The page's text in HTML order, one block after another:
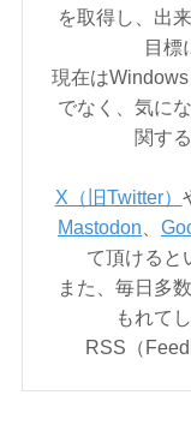
を取得し、出
目標
現在は
でなく、気に
関す
X（旧Twitter）
Mastodon
て頂けると
また、毎日多
もれて
RSS（